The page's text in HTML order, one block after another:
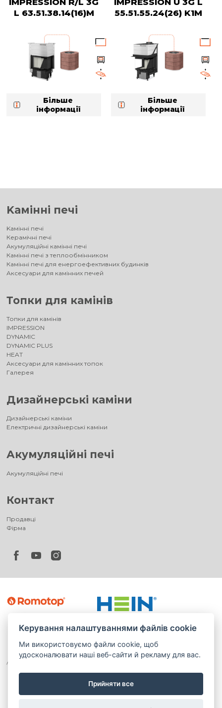
L 63.51.38.14(16)M
Більше
інформації
55.51.55.24(26) K1M
Більше
інформації
Kамінні печі
Kамінні печі
Керамічні печі
Акумуляційні камінні печі
Камінні печі з теплообмінником
Камінні печі для енергоефективних будинків
Аксесуари для камінних печей
Топки для камінів
Топки для камінів
IMPRESSION
DYNAMIC
DYNAMIC PLUS
HEAT
Аксесуари для камінних топок
Галерея
Дизайнерські каміни
Дизайнерські каміни
Електричні дизайнерські каміни
Акумуляційні печі
Акумуляційні печі
Контакт
Продавці
Фірма
Керування налаштуваннями файлів cookie
Ми використовуємо файли cookie, щоб
удосконалювати наші веб-сайти й рекламу для вас.
Прийняти все